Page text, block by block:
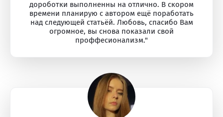
дороботки выполненны на отлично. В скором
времени планирую с автором ещё поработать
над следующей статьёй. Любовь, спасибо Вам
огромное, вы снова показали свой
проффесионализм."